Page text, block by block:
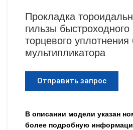
Прокладка
гильзы
торцевого уплотнения
мультипликатора
Отправить запрос
В описании модели указан
более подробную